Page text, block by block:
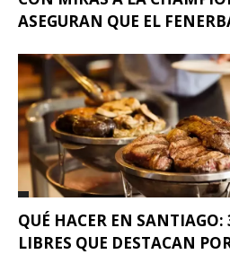
ASEGURAN QUE EL
QUÉ HACER EN SANTIAGO:
LIBRES QUE DESTACAN